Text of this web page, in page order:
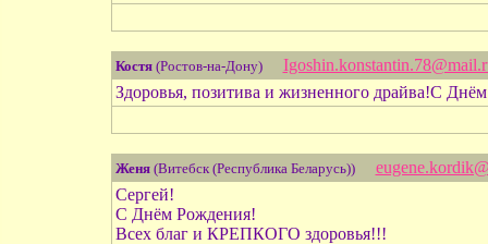
Костя(Ростов-на-Дону)
Здоровья, позитива и жизненного драйва!С
Женя(Витебск (Республика Беларусь))
Сергей!
С Днём Рождения!
Всех благ и КРЕПКОГО здоровья!!!